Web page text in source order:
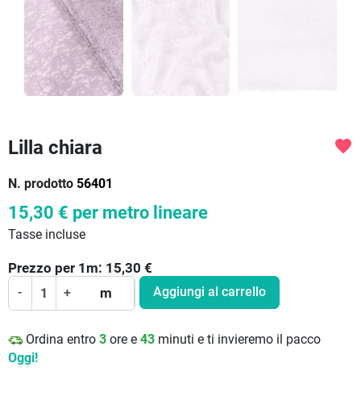
Lilla chiara
N. prodotto 56401
favorite
15,30 € per metro lineare
Tasse incluse
Prezzo per 1 m: 15,30 €
- + m Aggiungi al carrello
Ordina entro 3 ore e 43 minuti e ti invieremo il pacco
Oggi!